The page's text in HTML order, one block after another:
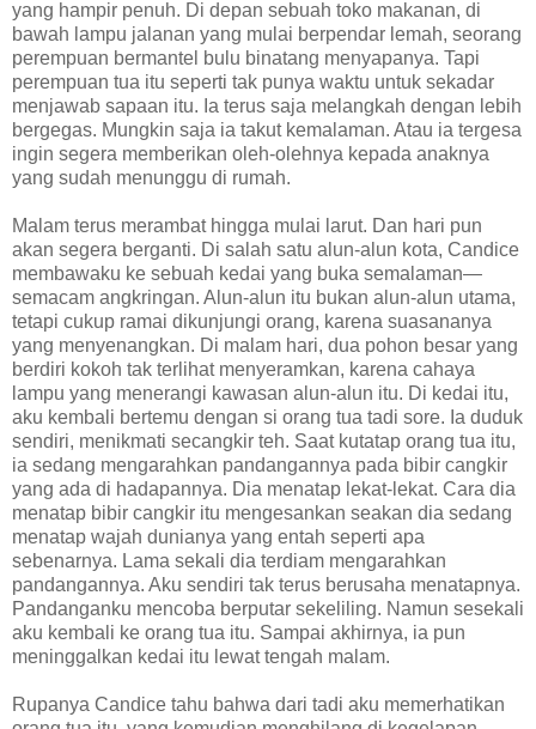
yang hampir penuh. Di depan sebuah toko makanan, di
bawah lampu jalanan yang mulai berpendar lemah, seorang
perempuan bermantel bulu binatang menyapanya. Tapi
perempuan tua itu seperti tak punya waktu untuk sekadar
menjawab sapaan itu. Ia terus saja melangkah dengan lebih
bergegas. Mungkin saja ia takut kemalaman. Atau ia tergesa
ingin segera memberikan oleh-olehnya kepada anaknya
yang sudah menunggu di rumah.
Malam terus merambat hingga mulai larut. Dan hari pun
akan segera berganti. Di salah satu alun-alun kota, Candice
membawaku ke sebuah kedai yang buka semalaman—
semacam angkringan. Alun-alun itu bukan alun-alun utama,
tetapi cukup ramai dikunjungi orang, karena suasananya
yang menyenangkan. Di malam hari, dua pohon besar yang
berdiri kokoh tak terlihat menyeramkan, karena cahaya
lampu yang menerangi kawasan alun-alun itu. Di kedai itu,
aku kembali bertemu dengan si orang tua tadi sore. Ia duduk
sendiri, menikmati secangkir teh. Saat kutatap orang tua itu,
ia sedang mengarahkan pandangannya pada bibir cangkir
yang ada di hadapannya. Dia menatap lekat-lekat. Cara dia
menatap bibir cangkir itu mengesankan seakan dia sedang
menatap wajah dunianya yang entah seperti apa
sebenarnya. Lama sekali dia terdiam mengarahkan
pandangannya. Aku sendiri tak terus berusaha menatapnya.
Pandanganku mencoba berputar sekeliling. Namun sesekali
aku kembali ke orang tua itu. Sampai akhirnya, ia pun
meninggalkan kedai itu lewat tengah malam.
Rupanya Candice tahu bahwa dari tadi aku memerhatikan